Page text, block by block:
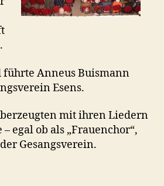
führte Anneus Buismann
Esens.
mit ihren Liedern
egal ob als „Frauenchor“,
Gesangsverein.